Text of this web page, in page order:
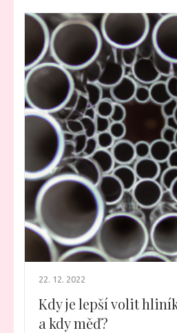
22. 12. 2022
Kdy je lepší volit
a kdy měď?